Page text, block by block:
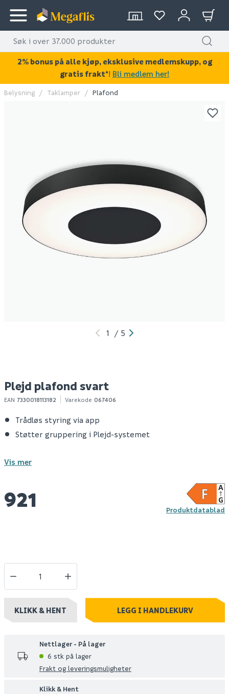
KAN DISSE VÆRE AV INTERESSE?
Plejd plafond sensor
Plejd plafond hvit
Belysning Taklamper Plafond
1 / 5
Plejd plafond svart
EAN 7330018113182 Varekode 067406
Trådløs styring via app
Støtter gruppering i Plejd-systemet
Vis mer
921 Produktdatablad
KLIKK & HENT LEGG I HANDLEKURV
Nettlager - På lager
6 stk på lager
Frakt og leveringsmuligheter
Klikk & Hent
2% bonus på alle kjøp, eksklusive medlemskupp, og
gratis frakt*! Bli medlem her!